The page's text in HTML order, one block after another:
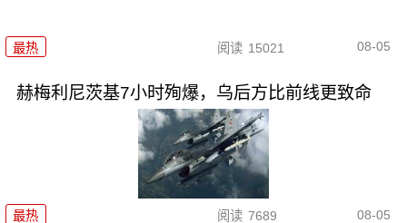
最热 阅读 15021 08-05
赫梅利尼茨基7小时殉爆，乌后方比前线更致命
最热 阅读 7689 08-05